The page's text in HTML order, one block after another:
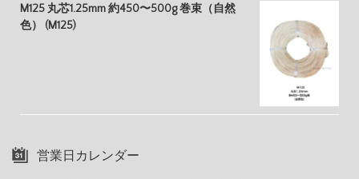
M125 丸芯1.25mm 約450〜500g 巻束（自然
色） (M125)
営業日カレンダー